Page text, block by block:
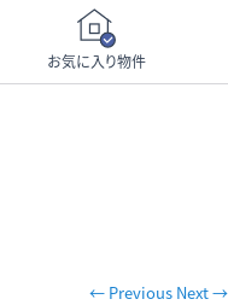
お気に入り物件
← Previous Next →